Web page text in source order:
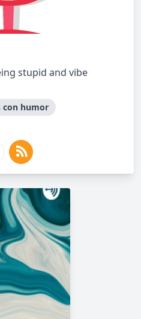
stupid and vibe
con humor